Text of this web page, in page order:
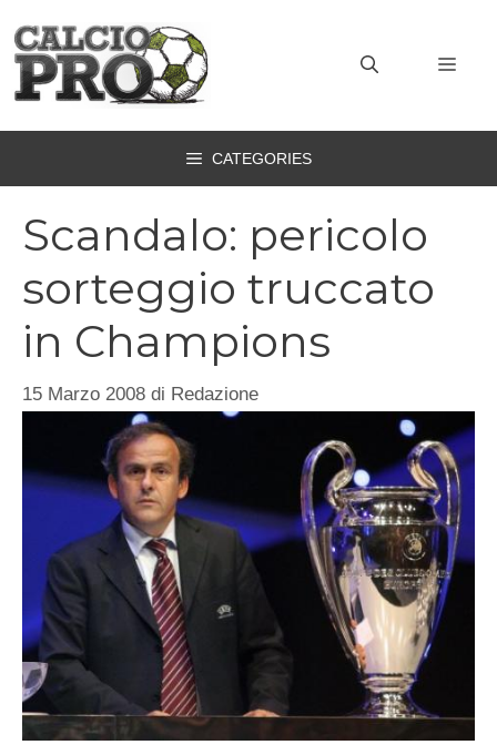
contenuto
CATEGORIES
Scandalo: pericolo
sorteggio truccato
in Champions
15 Marzo 2008 di Redazione